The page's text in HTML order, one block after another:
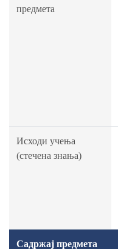
предмета
Исходи учења
(стечена знања)
Садржај предмета